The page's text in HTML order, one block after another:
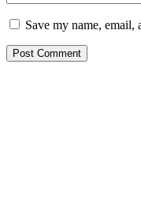
Save my name,